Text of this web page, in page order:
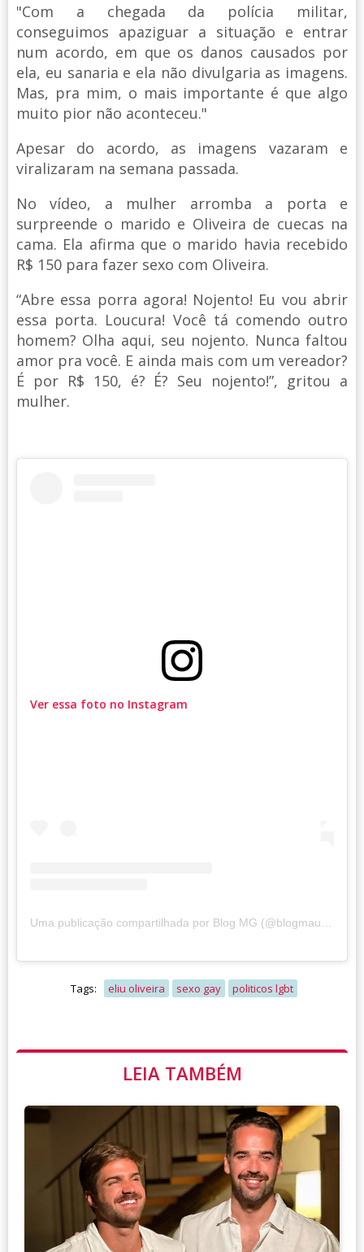
"Com a chegada da polícia militar,
conseguimos apaziguar a situação e entrar
num acordo, em que os danos causados por
ela, eu sanaria e ela não divulgaria as imagens.
Mas, pra mim, o mais importante é que algo
muito pior não aconteceu."
Apesar do acordo, as imagens vazaram e
viralizaram na semana passada.
No vídeo, a mulher arromba a porta e
surpreende o marido e Oliveira de cuecas na
cama. Ela afirma que o marido havia recebido
R$ 150 para fazer sexo com Oliveira.
“Abre essa porra agora! Nojento! Eu vou abrir
essa porta. Loucura! Você tá comendo outro
homem? Olha aqui, seu nojento. Nunca faltou
amor pra você. E ainda mais com um vereador?
É por R$ 150, é? É? Seu nojento!”, gritou a
mulher.
Ver essa foto no Instagram
Uma publicação compartilhada por Blog MG (@blogmauriciogurgel)
Tags: eliu oliveira sexo gay politicos lgbt
LEIA TAMBÉM